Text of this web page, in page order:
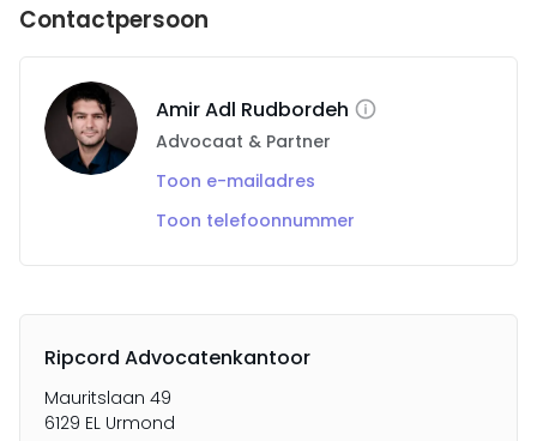
Contactpersoon
Amir Adl Rudbordeh
Advocaat & Partner
Toon e-mailadres
Toon telefoonnummer
Ripcord Advocatenkantoor
Mauritslaan 49
6129 EL Urmond